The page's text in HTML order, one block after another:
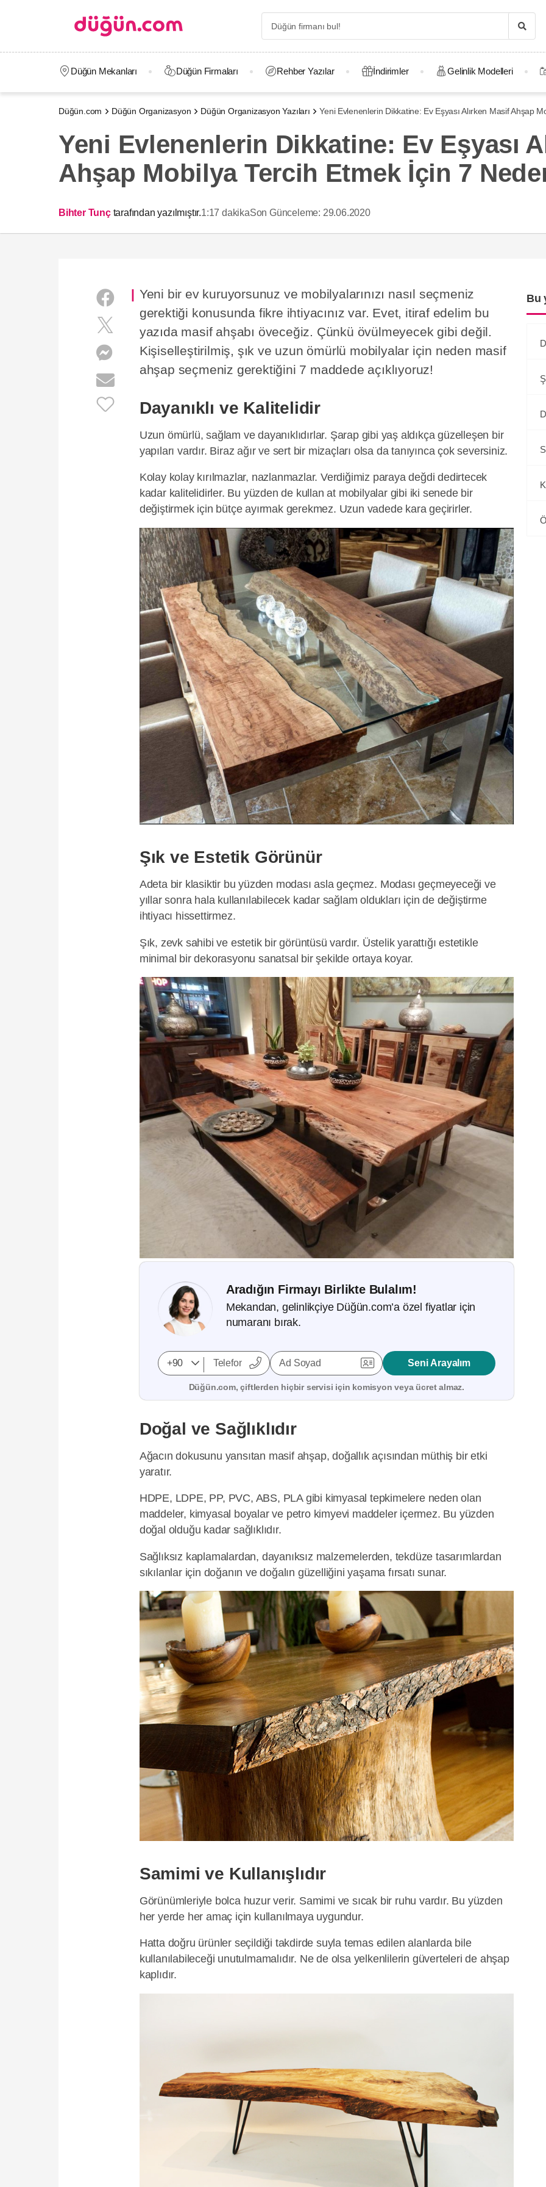
Düğün Mekanları Düğün Firmaları Rehber Yazılar İndirimler Gelinlik Modelleri
Düğün.com Düğün Organizasyon Düğün Organizasyon Yazıları Yeni Evlenenlerin Dikkatine: Ev Eşyası Alırken Masif Ahşap
Yeni Evlenenlerin Dikkatine: Ev Eşyası
Ahşap Mobilya Tercih Etmek İçin 7
Bihter Tunçtarafından yazılmıştır.1:17 dakikaSon Günceleme: 29.06.2020
Yeni bir ev kuruyorsunuz ve mobilyalarınızı nasıl seçmeniz
gerektiği konusunda fikre ihtiyacınız var. Evet, itiraf edelim bu
yazıda masif ahşabı öveceğiz. Çünkü övülmeyecek gibi değil.
Kişiselleştirilmiş, şık ve uzun ömürlü mobilyalar için neden masif
ahşap seçmeniz gerektiğini 7 maddede açıklıyoruz!
Dayanıklı ve Kalitelidir
Uzun ömürlü, sağlam ve dayanıklıdırlar. Şarap gibi yaş aldıkça güzelleşen bir
yapıları vardır. Biraz ağır ve sert bir mizaçları olsa da tanıyınca çok seversiniz.
Kolay kolay kırılmazlar, nazlanmazlar. Verdiğimiz paraya değdi dedirtecek
kadar kalitelidirler. Bu yüzden de kullan at mobilyalar gibi iki senede bir
değiştirmek için bütçe ayırmak gerekmez. Uzun vadede kara geçirirler.
Şık ve Estetik Görünür
Adeta bir klasiktir bu yüzden modası asla geçmez. Modası geçmeyeceği ve
yıllar sonra hala kullanılabilecek kadar sağlam oldukları için de değiştirme
ihtiyacı hissettirmez.
Şık, zevk sahibi ve estetik bir görüntüsü vardır. Üstelik yarattığı estetikle
minimal bir dekorasyonu sanatsal bir şekilde ortaya koyar.
Aradığın Firmayı Birlikte Bulalım!
Mekandan, gelinlikçiye Düğün.com’a özel fiyatlar için
numaranı bırak.
Ad Soyad Seni Arayalım
Düğün.com, çiftlerden hiçbir servisi için komisyon veya ücret almaz.
Doğal ve Sağlıklıdır
Ağacın dokusunu yansıtan masif ahşap, doğallık açısından müthiş bir etki
yaratır.
HDPE, LDPE, PP, PVC, ABS, PLA gibi kimyasal tepkimelere neden olan
maddeler, kimyasal boyalar ve petro kimyevi maddeler içermez. Bu yüzden
doğal olduğu kadar sağlıklıdır.
Sağlıksız kaplamalardan, dayanıksız malzemelerden, tekdüze tasarımlardan
sıkılanlar için doğanın ve doğalın güzelliğini yaşama fırsatı sunar.
Samimi ve Kullanışlıdır
Görünümleriyle bolca huzur verir. Samimi ve sıcak bir ruhu vardır. Bu yüzden
her yerde her amaç için kullanılmaya uygundur.
Hatta doğru ürünler seçildiği takdirde suyla temas edilen alanlarda bile
kullanılabileceği unutulmamalıdır. Ne de olsa yelkenlilerin güverteleri de ahşap
kaplıdır.
Bu